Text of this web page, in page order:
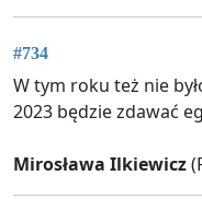
#734
W tym roku też nie
2023 będzie zdawać
Mirosława Ilkiewicz